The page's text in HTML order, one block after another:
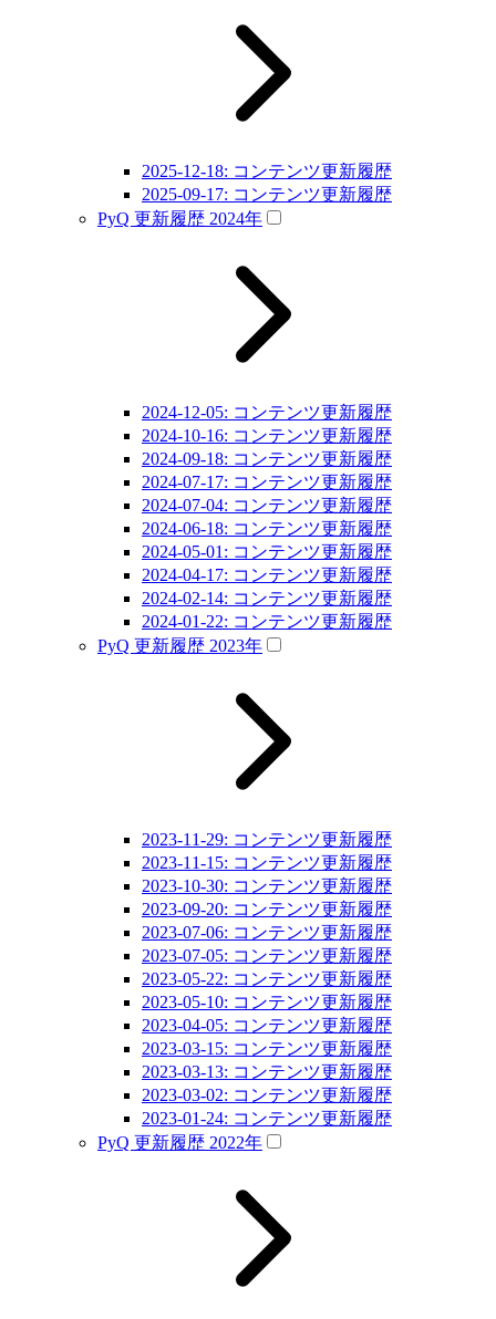
2025-12-18: コンテンツ更新履歴
2025-09-17: コンテンツ更新履歴
PyQ 更新履歴 2024年
2024-12-05: コンテンツ更新履歴
2024-10-16: コンテンツ更新履歴
2024-09-18: コンテンツ更新履歴
2024-07-17: コンテンツ更新履歴
2024-07-04: コンテンツ更新履歴
2024-06-18: コンテンツ更新履歴
2024-05-01: コンテンツ更新履歴
2024-04-17: コンテンツ更新履歴
2024-02-14: コンテンツ更新履歴
2024-01-22: コンテンツ更新履歴
PyQ 更新履歴 2023年
2023-11-29: コンテンツ更新履歴
2023-11-15: コンテンツ更新履歴
2023-10-30: コンテンツ更新履歴
2023-09-20: コンテンツ更新履歴
2023-07-06: コンテンツ更新履歴
2023-07-05: コンテンツ更新履歴
2023-05-22: コンテンツ更新履歴
2023-05-10: コンテンツ更新履歴
2023-04-05: コンテンツ更新履歴
2023-03-15: コンテンツ更新履歴
2023-03-13: コンテンツ更新履歴
2023-03-02: コンテンツ更新履歴
2023-01-24: コンテンツ更新履歴
PyQ 更新履歴 2022年